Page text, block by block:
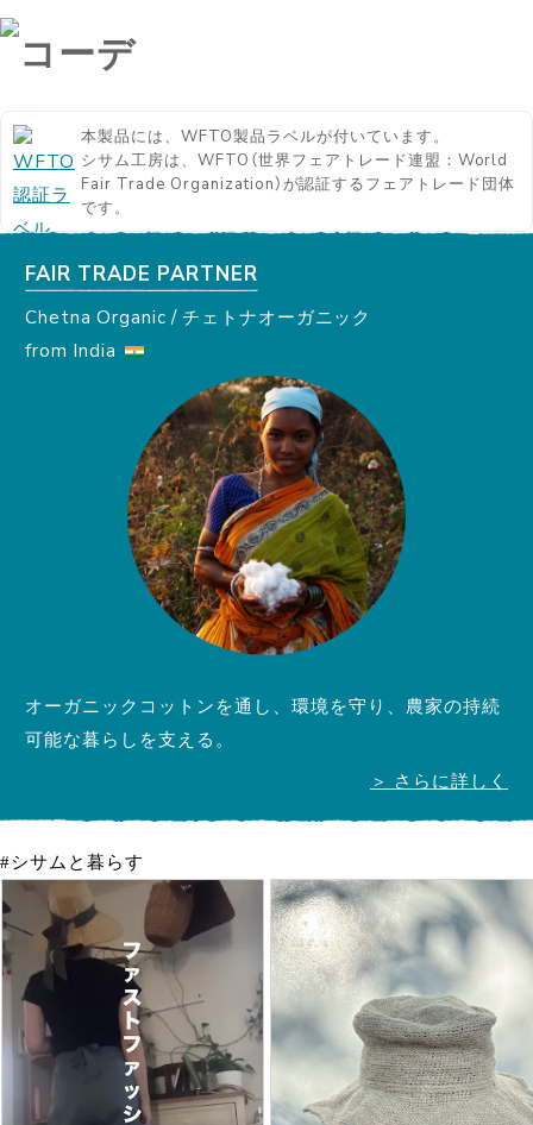
本製品には、WFTO製品ラベルが付いています。
シサム工房は、WFTO（世界フェアトレード連盟：World
Fair Trade Organization）が認証するフェアトレード団体
です。
FAIR TRADE PARTNER
Chetna Organic / チェトナオーガニック
from India
オーガニックコットンを通し、環境を守り、農家の持続
可能な暮らしを支える。
＞ さらに詳しく
#シサムと暮らす